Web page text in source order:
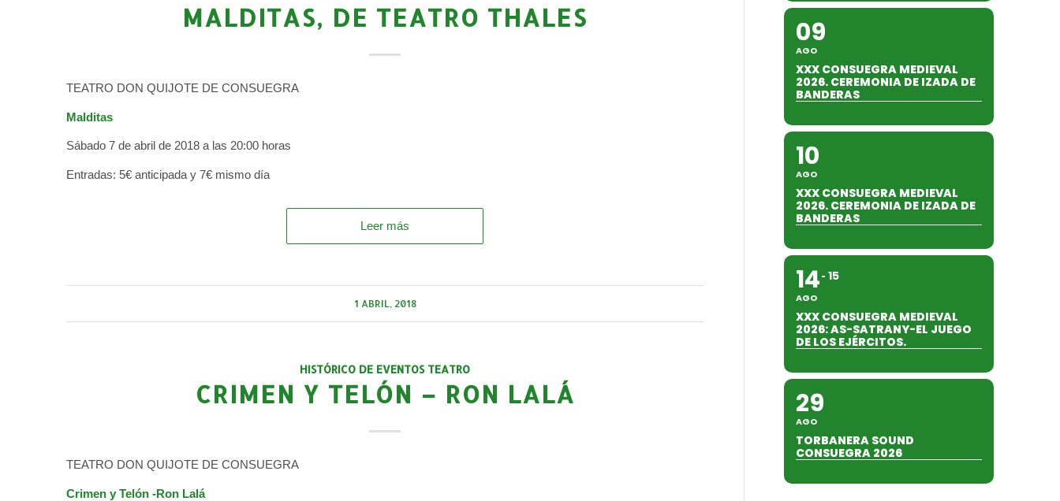
MALDITAS, DE TEATRO THALES
TEATRO DON QUIJOTE DE CONSUEGRA
Malditas
Sábado 7 de abril de 2018 a las 20:00 horas
Entradas: 5€ anticipada y 7€ mismo día
Leer más
1 ABRIL, 2018
HISTÓRICO DE EVENTOS TEATRO
CRIMEN Y TELÓN – RON LALÁ
TEATRO DON QUIJOTE DE CONSUEGRA
Crimen y Telón -Ron Lalá
09
AGO
XXX CONSUEGRA MEDIEVAL
2026. CEREMONIA DE IZADA DE
BANDERAS
10
AGO
XXX CONSUEGRA MEDIEVAL
2026. CEREMONIA DE IZADA DE
BANDERAS
14
AGO
15
XXX CONSUEGRA MEDIEVAL
2026: AS-SATRANY-EL JUEGO
DE LOS EJÉRCITOS.
29
AGO
TORBANERA SOUND
CONSUEGRA 2026